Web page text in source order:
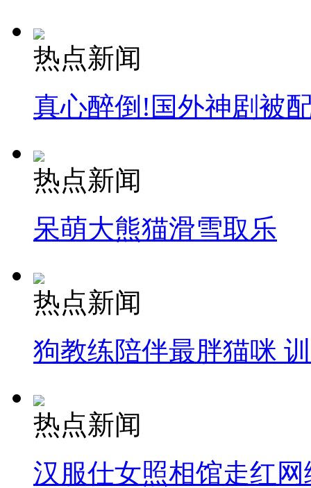
热点新闻
真心醉倒!国外神剧被
热点新闻
呆萌大熊猫滑雪取乐
热点新闻
狗教练陪伴最胖猫咪
热点新闻
汉服仕女照相馆走红网